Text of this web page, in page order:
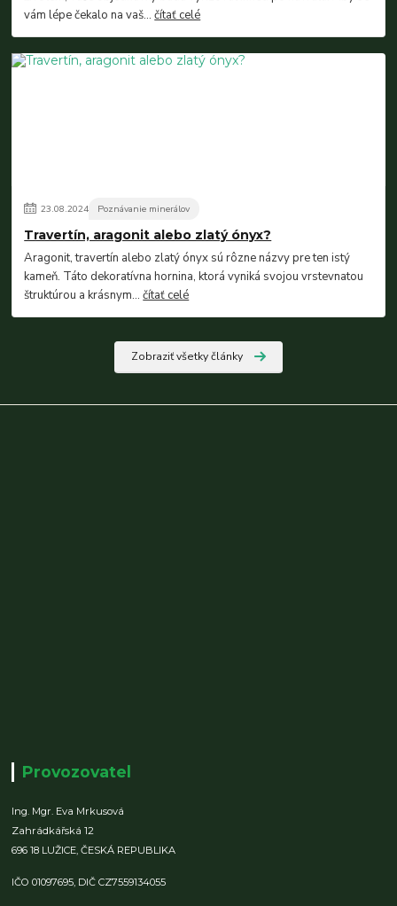
vám lépe čekalo na vaš...čítať celé
23.08.2024 Poznávanie minerálov
Travertín, aragonit alebo zlatý ónyx?
Aragonit, travertín alebo zlatý ónyx sú rôzne názvy pre ten istý
kameň. Táto dekoratívna hornina, ktorá vyniká svojou vrstevnatou
štruktúrou a krásnym...čítať celé
Zobraziť všetky články
Provozovatel
Ing. Mgr. Eva Mrkusová
Zahrádkářská 12
696 18 LUŽICE,ČESKÁ REPUBLIKA
IČO 01097695, DIČ CZ7559134055